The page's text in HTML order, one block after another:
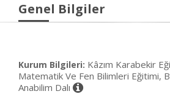
Genel Bilgiler
Kurum Bilgileri: Kâzım Karabekir
Matematik Ve Fen Bilimleri Eğitimi,
Anabilim Dalı